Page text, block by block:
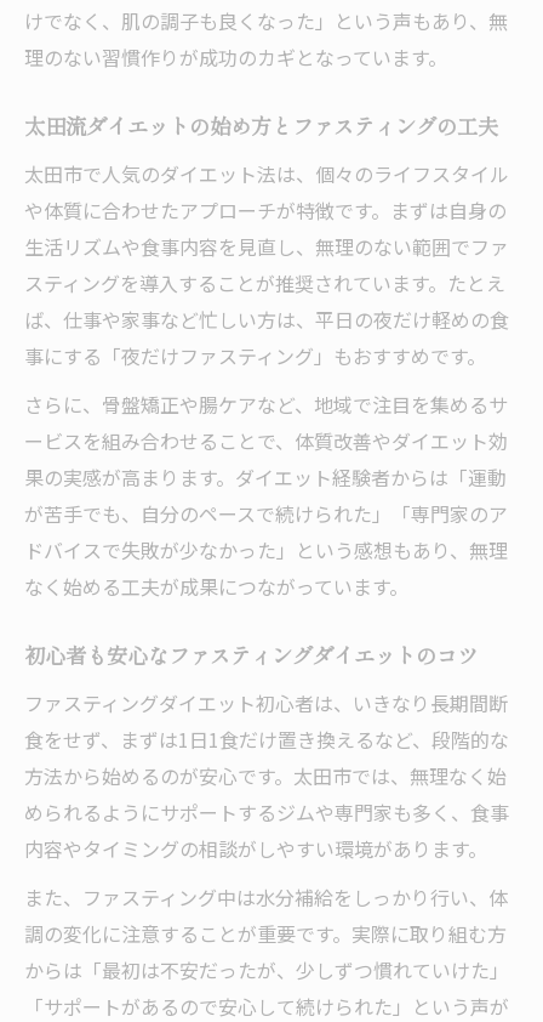
けでなく、肌の調子も良くなった」という声もあり、無
理のない習慣作りが成功のカギとなっています。
太田流ダイエットの始め方とファスティングの工夫
太田市で人気のダイエット法は、個々のライフスタイル
や体質に合わせたアプローチが特徴です。まずは自身の
生活リズムや食事内容を見直し、無理のない範囲でファ
スティングを導入することが推奨されています。たとえ
ば、仕事や家事など忙しい方は、平日の夜だけ軽めの食
事にする「夜だけファスティング」もおすすめです。
さらに、骨盤矯正や腸ケアなど、地域で注目を集めるサ
ービスを組み合わせることで、体質改善やダイエット効
果の実感が高まります。ダイエット経験者からは「運動
が苦手でも、自分のペースで続けられた」「専門家のア
ドバイスで失敗が少なかった」という感想もあり、無理
なく始める工夫が成果につながっています。
初心者も安心なファスティングダイエットのコツ
ファスティングダイエット初心者は、いきなり長期間断
食をせず、まずは1日1食だけ置き換えるなど、段階的な
方法から始めるのが安心です。太田市では、無理なく始
められるようにサポートするジムや専門家も多く、食事
内容やタイミングの相談がしやすい環境があります。
また、ファスティング中は水分補給をしっかり行い、体
調の変化に注意することが重要です。実際に取り組む方
からは「最初は不安だったが、少しずつ慣れていけた」
「サポートがあるので安心して続けられた」という声が